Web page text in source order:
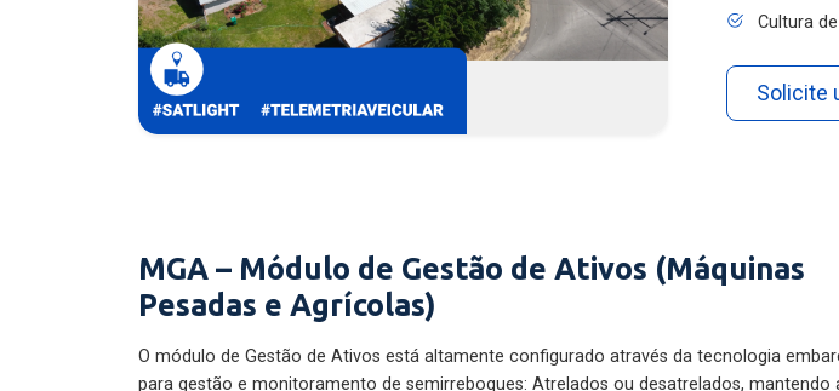
Cultura
Solicite
MGA – Módulo de Gestão de Ativos (Máquinas
Pesadas e Agrícolas)
O módulo de Gestão de Ativos está altamente configurado através da tecnologia
para gestão e monitoramento de semirreboques: Atrelados ou desatrelados, mantendo